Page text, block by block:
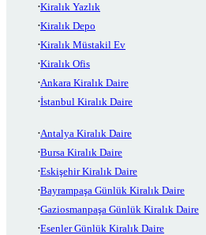
Kiralık Yazlık
Kiralık Depo
Kiralık Müstakil Ev
Kiralık Ofis
Ankara Kiralık Daire
İstanbul Kiralık Daire
Antalya Kiralık Daire
Bursa Kiralık Daire
Eskişehir Kiralık Daire
Bayrampaşa Günlük Kiralık Daire
Gaziosmanpaşa Günlük Kiralık Daire
Esenler Günlük Kiralık Daire